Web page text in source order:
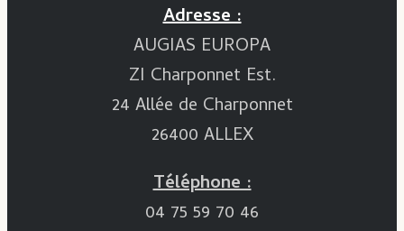
Adresse :
AUGIAS EUROPA
ZI Charponnet Est.
24 Allée de Charponnet
26400 ALLEX
Téléphone :
04 75 59 70 46